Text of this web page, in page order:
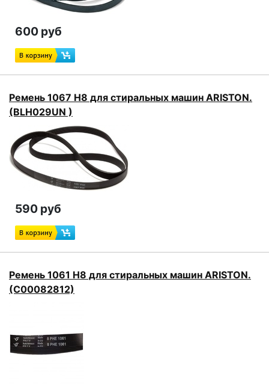
600 руб
Ремень 1067 H8 для стиральных машин ARISTON.
(BLH029UN )
590 руб
Ремень 1061 H8 для стиральных машин ARISTON.
(C00082812)